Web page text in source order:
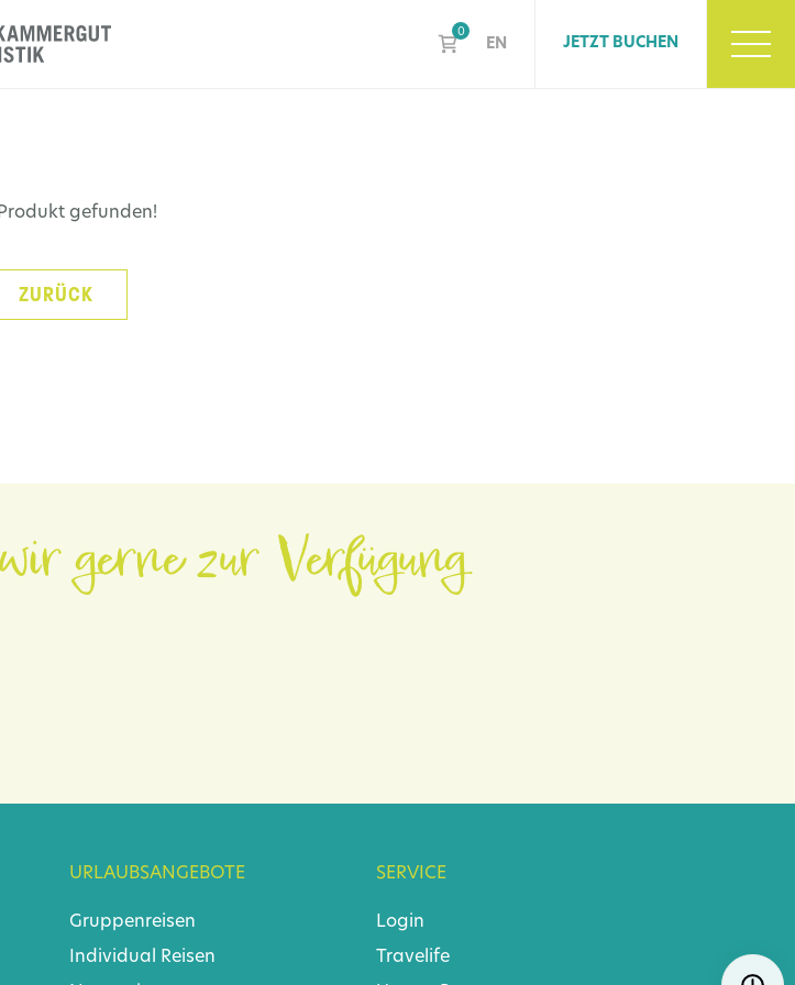
0
EN JETZT BUCHEN
gefunden!
ZURÜCK
gerne zur Verfügung.
URLAUBSANGEBOTE
Gruppenreisen
Individual Reisen
SERVICE
Login
Travelife